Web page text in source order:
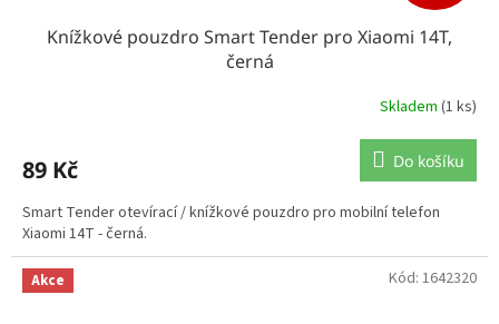
Knížkové pouzdro Smart Tender pro Xiaomi 14T,
černá
Skladem (1 ks)
89 Kč Do košíku
Smart Tender otevírací / knížkové pouzdro pro mobilní telefon
Xiaomi 14T - černá.
Akce Kód: 1642320